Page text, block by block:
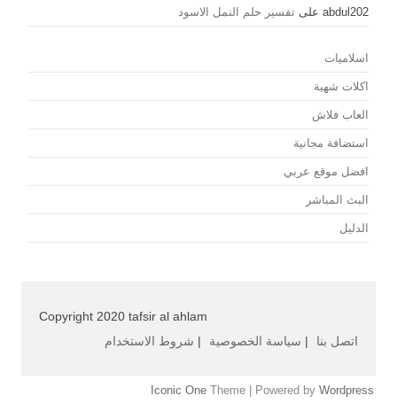
abdul202 على تفسير حلم النمل الاسود
اسلاميات
اكلات شهية
العاب فلاش
استضافة مجانية
افضل موقع عربي
البث المباشر
الدليل
Copyright 2020 tafsir al ahlam
اتصل بنا
| سياسة الخصوصية | شروط الاستخدام
Iconic One Theme | Powered by Wordpress